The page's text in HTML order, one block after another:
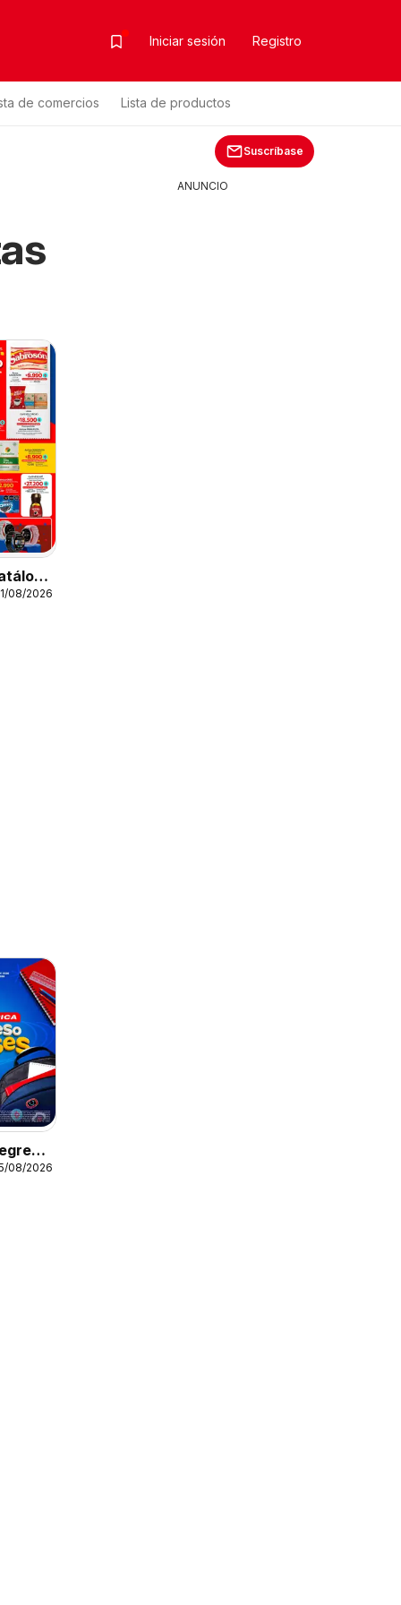
Iniciar sesión Registro
de comercios Lista de productos
Suscríbase
08/2026
08/2026
ANUNCIO